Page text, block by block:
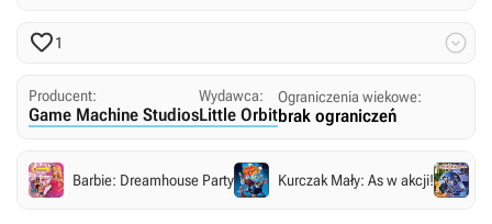
1 
Producent:
Game Machine Studios
Wydawca:
Little Orbit
Ograniczenia wiekowe:
brak ograniczeń
Barbie: Dreamhouse Party Kurczak Mały: As w akcji!